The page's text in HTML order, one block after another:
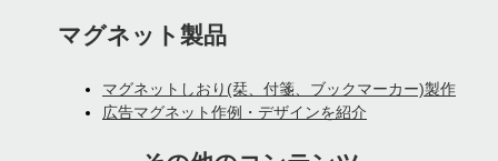
マグネット製品
マグネットしおり(栞、付箋、ブックマーカー)製作
広告マグネット作例・デザインを紹介